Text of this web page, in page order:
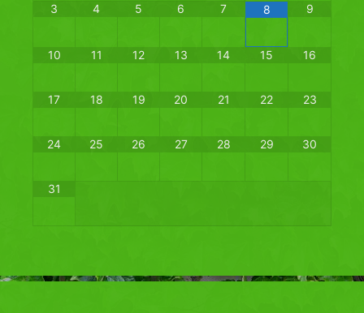
3 4 5 6 7 8 9
10 11 12 13 14 15 16
17 18 19 20 21 22 23
24 25 26 27 28 29 30
31